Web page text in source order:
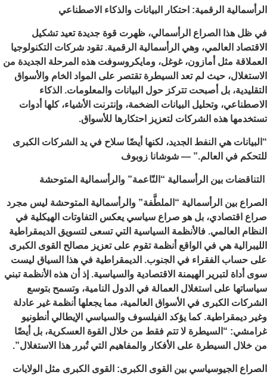
الرأسمالية الرقمية: احتكار البيانات والذكاء الاصطناعي
في ظل هذا الصراع الرأسمالي، ظهرت قوة جديدة تعيد تشكيل
الاقتصاد العالمي، وهي الرأسمالية الرقمية. تقود شركات التكنولوجيا
العملاقة مثل أمازون، غوغل، ومايكروسوفت هذه المرحلة الجديدة من
الاستغلال، حيث لم تعد السيطرة تقتصر على المواد الخام والأسواق
التقليدية، بل أصبحت تتركز حول البيانات والمعلومات. الذكاء
الاصطناعي، وتحليل البيانات الضخمة، وإنترنت الأشياء، كلها أدوات
تستخدمها هذه الشركات لتعزيز احتكارها للأسواق.
“البيانات هي النفط الجديد، لكنها أيضًا سلاح في يد الشركات الكبرى
للتحكم في العالم.” — شوشانا زوبوف
التناقضات بين الرأسمالية “النّاعمة” والرأسمالية المتوحشة
الصراع بين الرأسمالية “الملطَّفة” والرأسمالية المتوحشة ليس مجرد
صراع اقتصادي، بل هو صراع سياسي يعكس التفاوتات الهيكلية في
النظام العالمي. فالأنظمة السياسية التي تسعى لتسويق الديمقراطية
الليبرالية هي في الواقع أنظمة تقوم على تعزيز مصالح القوى الكبرى
على حساب الفقراء في الجنوب. الديمقراطية في هذا السياق ليست
سوى أداة لتبرير الهيمنة الاقتصادية والسياسية. إذ أن هذه الأنظمة تبني
سياساتها على استغلال العمالة في الدول النامية، وتسمح بتوسع
الشركات الكبرى في الأسواق العالمية، مما يجعلها أنظمة غير عادلة
وغير ديمقراطية. كما يؤكد الفيلسوف والسياسي الإيطالي أنطونيو
غرامشي: “السيطرة لا تتم فقط من خلال القوة العسكرية، بل أيضًا
من خلال السيطرة على الأفكار والمفاهيم التي تُبرر هذا الاستغلال”.
الصراع الجيوسياسي بين القوى الكبرى: القوى الكبرى مثل الولايات